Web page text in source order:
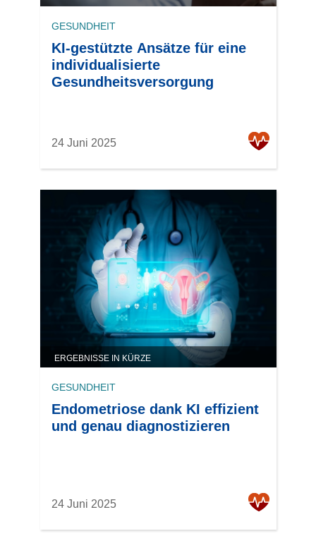
GESUNDHEIT
KI-gestützte Ansätze für eine
individualisierte
Gesundheitsversorgung
24 Juni 2025
ERGEBNISSE IN KÜRZE
GESUNDHEIT
Endometriose dank KI effizient
und genau diagnostizieren
24 Juni 2025